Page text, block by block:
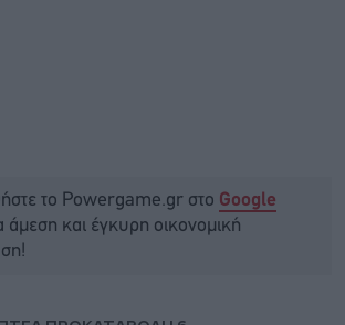
το Powergame.gr στο Google
άμεση και έγκυρη οικονομική